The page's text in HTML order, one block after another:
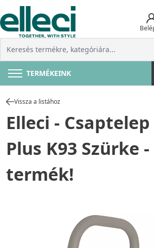
TERMÉKEINK
Vissza a listához
Elleci -
Plus K93 Szürke
termék!